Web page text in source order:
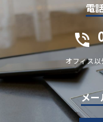
電
オフィス
メー